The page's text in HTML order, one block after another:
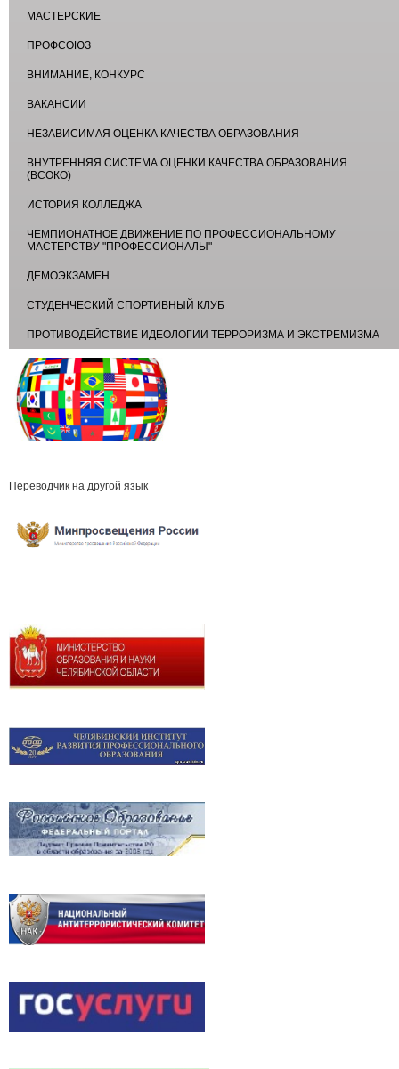
МАСТЕРСКИЕ
ПРОФСОЮЗ
ВНИМАНИЕ, КОНКУРС
ВАКАНСИИ
НЕЗАВИСИМАЯ ОЦЕНКА КАЧЕСТВА ОБРАЗОВАНИЯ
ВНУТРЕННЯЯ СИСТЕМА ОЦЕНКИ КАЧЕСТВА ОБРАЗОВАНИЯ
(ВСОКО)
ИСТОРИЯ КОЛЛЕДЖА
ЧЕМПИОНАТНОЕ ДВИЖЕНИЕ ПО ПРОФЕССИОНАЛЬНОМУ
МАСТЕРСТВУ "ПРОФЕССИОНАЛЫ"
ДЕМОЭКЗАМЕН
СТУДЕНЧЕСКИЙ СПОРТИВНЫЙ КЛУБ
ПРОТИВОДЕЙСТВИЕ ИДЕОЛОГИИ ТЕРРОРИЗМА И ЭКСТРЕМИЗМА
Переводчик на другой язык